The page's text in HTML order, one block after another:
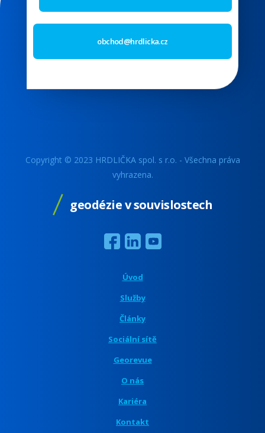
obchod@hrdlicka.cz
Copyright © 2023 HRDLIČKA spol. s r.o. - Všechna práva
vyhrazena.
geodézie v souvislostech
Úvod
Služby
Články
Sociální sítě
Georevue
O nás
Kariéra
Kontakt